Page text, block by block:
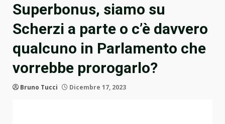
Superbonus, siamo su
Scherzi a parte o c’è davvero
qualcuno in Parlamento che
vorrebbe prorogarlo?
Bruno Tucci Dicembre 17, 2023